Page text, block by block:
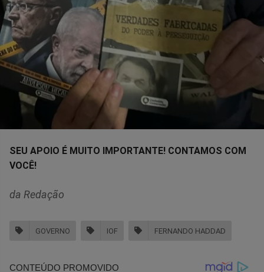
SEU APOIO É MUITO IMPORTANTE! CONTAMOS COM
VOCÊ!
da Redação
GOVERNO IOF FERNANDO HADDAD